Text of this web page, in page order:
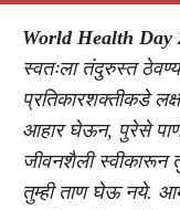
World Health Day
स्वतःला तंदुरुस्त
प्रतिकारशक्तीकडे
आहार घेऊन, पुरेसे
जीवनशैली स्वीकारून
तुम्ही ताण घेऊ नये.